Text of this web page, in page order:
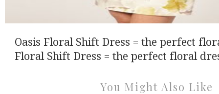
Oasis Floral Shift Dress = the perfect
Floral Shift Dress = the perfect floral
You Might Also Like